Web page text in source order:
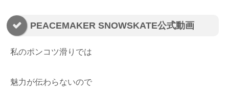
PEACEMAKER SNOWSKATE公式動画
私のポンコツ滑りでは
魅力が伝わらないので